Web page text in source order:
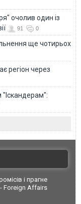
очолив один із
91 0
ще чотирьох
регіон через
"Іскандерам":
і прагне
- Foreign Affairs